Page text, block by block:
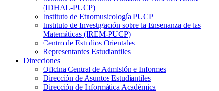
(IDHAL-PUCP)
Instituto de Etnomusicología PUCP
Instituto de Investigación sobre la Enseñanza de las
Matemáticas (IREM-PUCP)
Centro de Estudios Orientales
Representantes Estudiantiles
Direcciones
Oficina Central de Admisión e Informes
Dirección de Asuntos Estudiantiles
Dirección de Informática Académica